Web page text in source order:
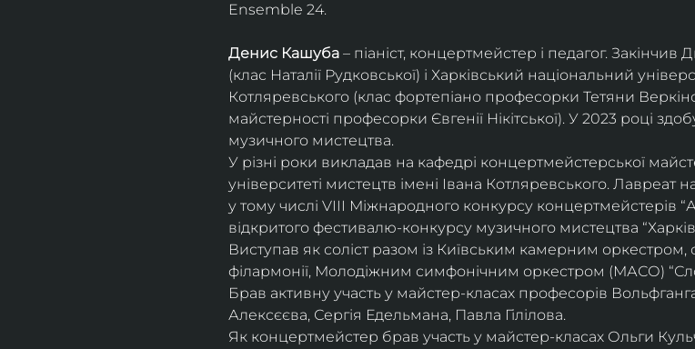
Ensemble 24.
Денис Кашуба – піаніст, концертмейстер і педагог.
(клас Наталії Рудковської) і Харківський національний
Котляревського (клас фортепіано професорки Тетяни
майстерності професорки Євгенії Нікітської). У 2023 році
музичного мистецтва.
У різні роки викладав на кафедрі концертмейстерської
університеті мистецтв імені Івана Котляревського. Лавреат
у тому числі VIII Міжнародного конкурсу концертмейстерів
відкритого фестивалю-конкурсу музичного мистецтва
Виступав як соліст разом із Київським камерним
філармонії, Молодіжним симфонічним оркестром (МАСО)
Брав активну участь у майстер-класах професорів
Алексєєва, Сергія Едельмана, Павла Гілілова.
Як концертмейстер брав участь у майстер-класах Ольги